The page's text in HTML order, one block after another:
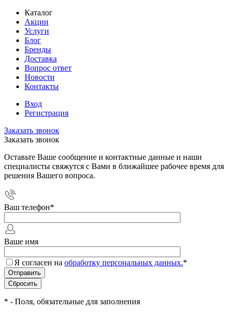
Каталог
Акции
Услуги
Блог
Бренды
Доставка
Вопрос ответ
Новости
Контакты
Вход
Регистрация
Заказать звонок
Заказать звонок
Оставьте Ваше сообщение и контактные данные и наши
специалисты свяжутся с Вами в ближайшее рабочее время для
решения Вашего вопроса.
Ваш телефон*
Ваше имя
Я согласен на обработку персональных данных.*
* - Поля, обязательные для заполнения